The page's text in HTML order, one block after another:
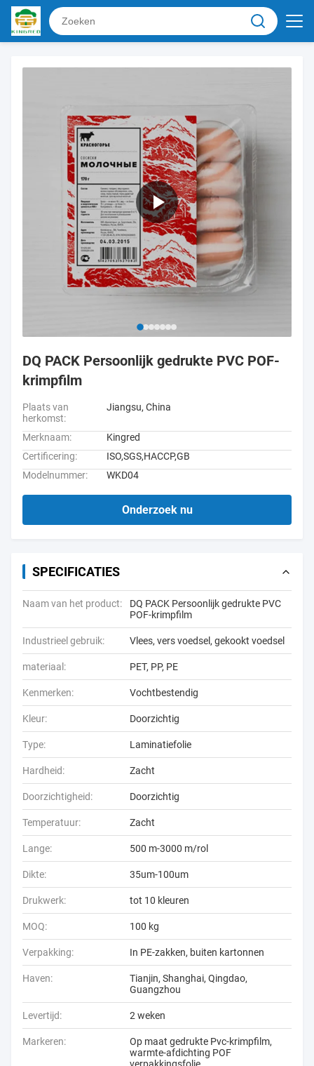
DQ PACK Persoonlijk gedrukte PVC POF-
krimpfilm
Plaats van
herkomst:
Jiangsu, China
Merknaam:
Kingred
Certificering:
ISO,SGS,HACCP,GB
Modelnummer:
WKD04
Onderzoek nu
SPECIFICATIES
Naam van het product:
DQ PACK Persoonlijk gedrukte PVC
POF-krimpfilm
Industrieel gebruik: Vlees, vers voedsel, gekookt voedsel
materiaal: PET, PP, PE
Kenmerken: Vochtbestendig
Kleur: Doorzichtig
Type: Laminatiefolie
Hardheid: Zacht
Doorzichtigheid: Doorzichtig
Temperatuur: Zacht
Lange: 500 m-3000 m/rol
Dikte: 35um-100um
Drukwerk: tot 10 kleuren
MOQ: 100 kg
Verpakking: In PE-zakken, buiten kartonnen
Haven:
Tianjin, Shanghai, Qingdao,
Guangzhou
Levertijd: 2 weken
Markeren: Op maat gedrukte Pvc-krimpfilm,
warmte-afdichting POF